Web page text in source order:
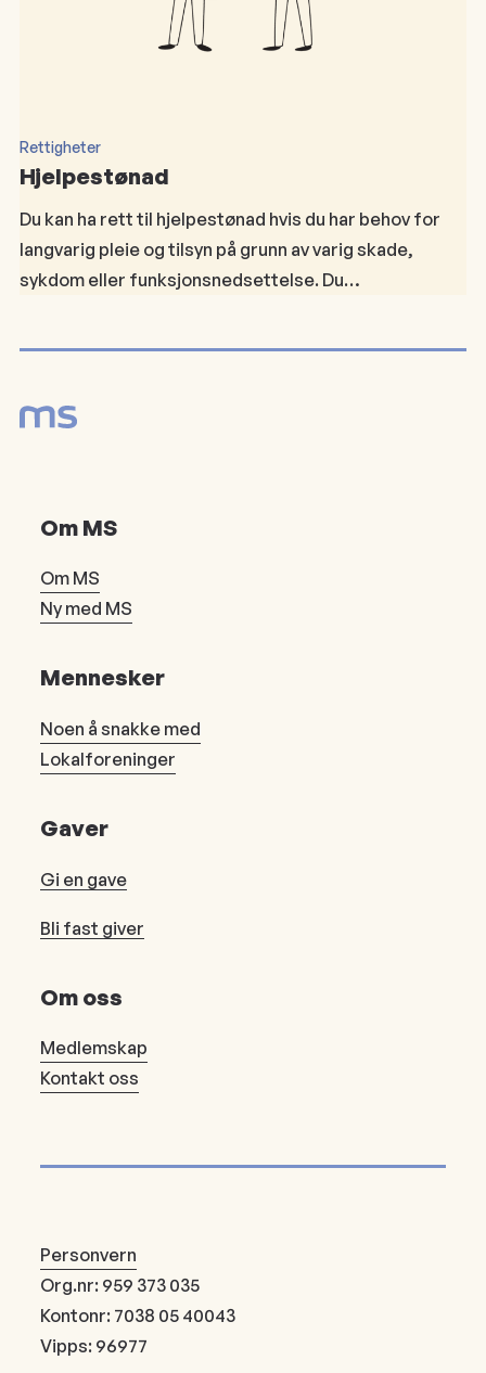
Rettigheter
Hjelpestønad
Du kan ha rett til hjelpestønad hvis du har behov for
langvarig pleie og tilsyn på grunn av varig skade,
sykdom eller funksjonsnedsettelse. Du…
Om MS
Om MS
Ny med MS
Mennesker
Noen å snakke med
Lokalforeninger
Gaver
Gi en gave
Bli fast giver
Om oss
Medlemskap
Kontakt oss
Personvern
Org.nr: 959 373 035
Kontonr: 7038 05 40043
Vipps: 96977